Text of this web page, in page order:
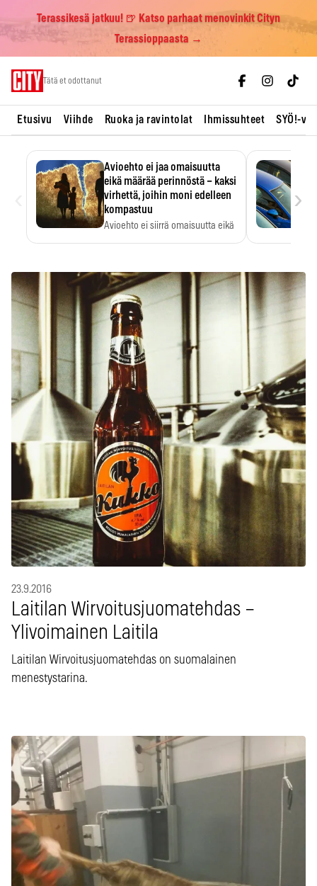
Terassikesä jatkuu! 🍺 Katso parhaat menovinkit Cityn
Terassioppaasta →
Tätä et odottanut
Etusivu Viihde Ruoka ja ravintolat Ihmissuhteet SYÖ!-
Avioehto ei jaa omaisuutta
eikä määrää perinnöstä – kaksi
virhettä, joihin moni edelleen
kompastuu
Avioehto ei siirrä omaisuutta eikä
›
23.9.2016
Laitilan Wirvoitusjuomatehdas –
Ylivoimainen Laitila
Laitilan Wirvoitusjuomatehdas on suomalainen
menestystarina.